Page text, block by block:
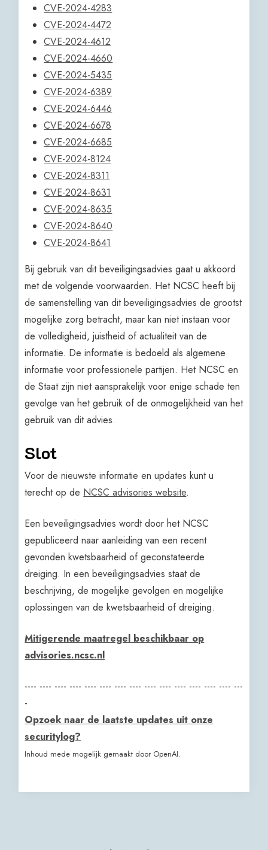
CVE-2024-4283
CVE-2024-4472
CVE-2024-4612
CVE-2024-4660
CVE-2024-5435
CVE-2024-6389
CVE-2024-6446
CVE-2024-6678
CVE-2024-6685
CVE-2024-8124
CVE-2024-8311
CVE-2024-8631
CVE-2024-8635
CVE-2024-8640
CVE-2024-8641
Bij gebruik van dit beveiligingsadvies gaat u akkoord
met de volgende voorwaarden. Het NCSC heeft bij
de samenstelling van dit beveiligingsadvies de grootst
mogelijke zorg betracht, maar kan niet instaan voor
de volledigheid, juistheid of actualiteit van de
informatie. De informatie is bedoeld als algemene
informatie voor professionele partijen. Het NCSC en
de Staat zijn niet aansprakelijk voor enige schade ten
gevolge van het gebruik of de onmogelijkheid van het
gebruik van dit advies.
Slot
Voor de nieuwste informatie en updates kunt u
terecht op de NCSC advisories website.
Een beveiligingsadvies wordt door het NCSC
gepubliceerd naar aanleiding van een recent
gevonden kwetsbaarheid of geconstateerde
dreiging. In een beveiligingsadvies staat de
beschrijving, de mogelijke gevolgen en mogelijke
oplossingen van de kwetsbaarheid of dreiging.
Mitigerende maatregel beschikbaar op
advisories.ncsc.nl
---- ---- ---- ---- ---- ---- ---- ---- ---- ---- ---- ---- ---- ---- ---
-
Opzoek naar de laatste updates uit onze
securitylog?
Inhoud mede mogelijk gemaakt door OpenAI.